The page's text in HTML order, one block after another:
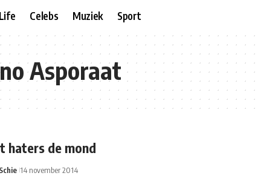
Life Celebs Muziek Sport
Asporaat
haters de mond
14 november 2014